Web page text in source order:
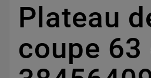
Plateau
coupe 63